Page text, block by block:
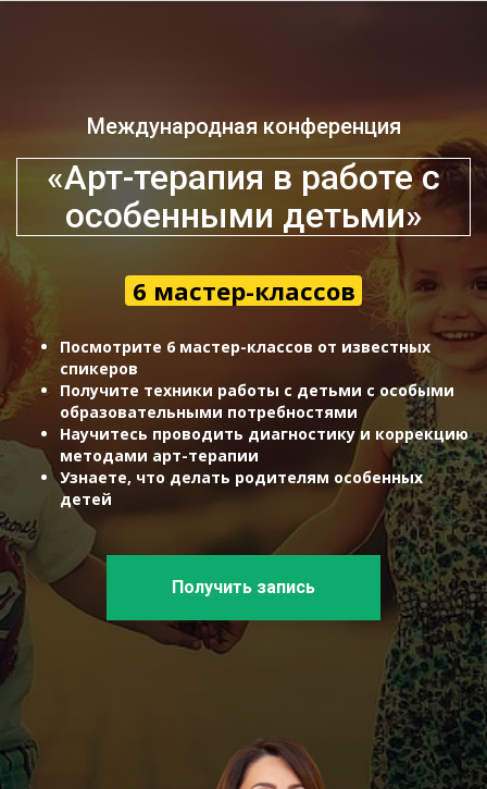
Международная конференция
«Арт-терапия в работе с
особенными детьми»
6 мастер-классов
Посмотрите 6 мастер-классов от известных
спикеров
Получите техники работы с детьми с особыми
образовательными потребностями
Научитесь проводить диагностику и коррекцию
методами арт-терапии
Узнаете, что делать родителям особенных
детей
Получить запись